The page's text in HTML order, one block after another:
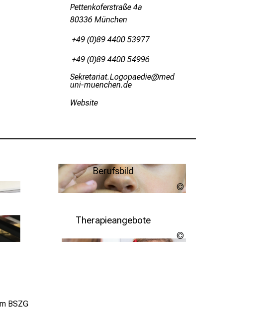
Pettenkoferstraße 4a
80336 München
+49 (0)89 4400 53977
+49 (0)89 4400 54996
Riopibgplgb-VüxüögiJmli
;vim
ful_vfiuyziu-mi
Website
Berufsbild
Therapieangebote
BSZG